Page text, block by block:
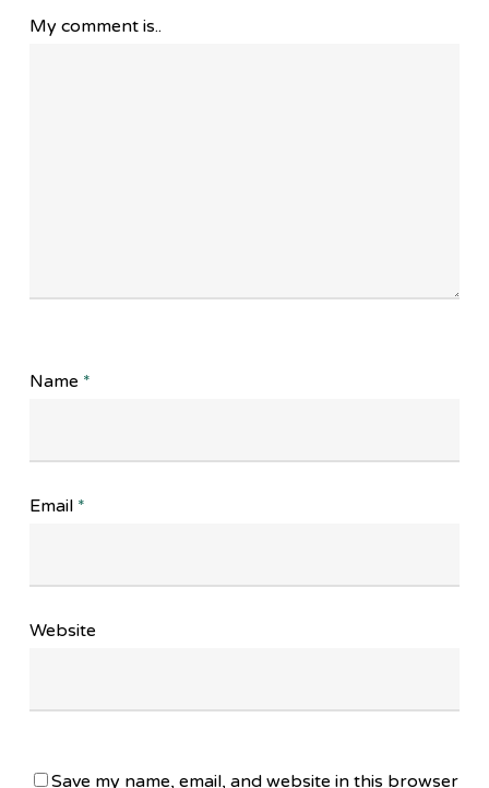
My comment is..
Name *
Email *
Website
Save my name, email, and website in this browser